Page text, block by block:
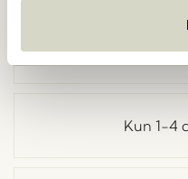
Fri fragt ved
Kun 1-4